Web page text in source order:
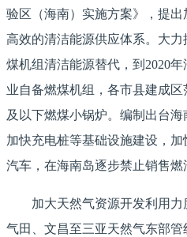
验区（海南）实施方案》，提出
高效的清洁能源供应体系。大
煤机组清洁能源替代，到2020
业自备燃煤机组，各市县建成
及以下燃煤小锅炉。编制出台海
加快充电桩等基础设施建设，
汽车，在海南岛逐步禁止销售燃
加大天然气资源开发利用
气田、文昌至三亚天然气东部管